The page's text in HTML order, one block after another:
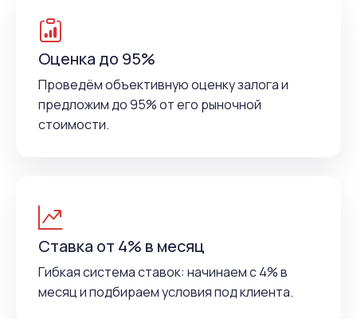
Оценка до 95%
Проведём объективную оценку залога и
предложим до 95% от его рыночной
стоимости.
Ставка от 4% в месяц
Гибкая система ставок: начинаем с 4% в
месяц и подбираем условия под клиента.